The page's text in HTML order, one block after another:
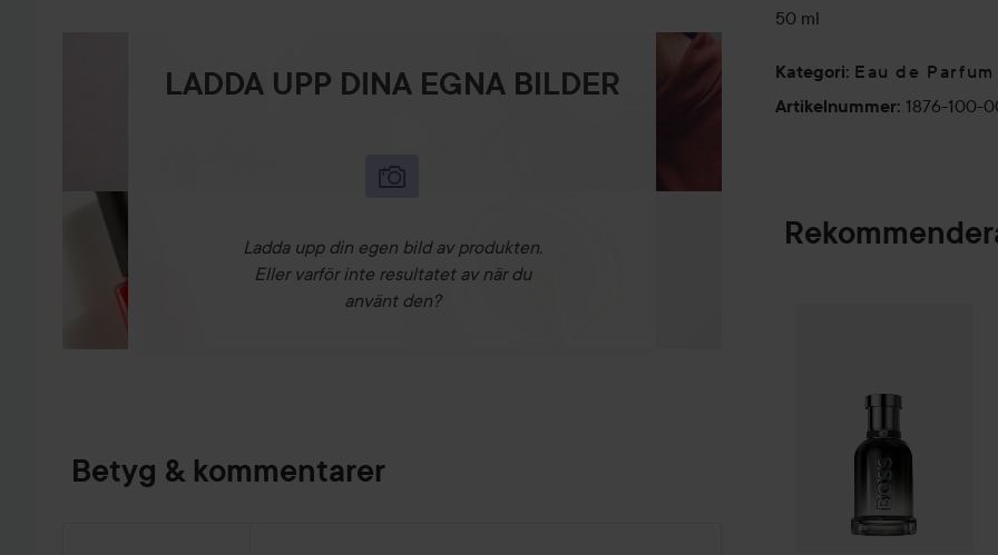
LADDA UPP DINA EGNA BILDER
Ladda upp din egen bild av produkten.
Eller varför inte resultatet av när du
använt den?
Betyg & kommentarer
50 ml
Kategori: Eau de Parfum
Artikelnummer: 1876-100-